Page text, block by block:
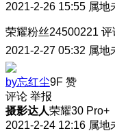
2021-2-26 15:55 属地
荣耀粉丝24500221 评
2021-2-27 05:32 属地
by忘红尘9F 赞
评论 举报
摄影达人荣耀30 Pro+
2021-2-24 12:16 属地